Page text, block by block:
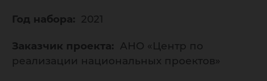
Год набора: 2021
Заказчик проекта: АНО «Центр по
реализации национальных проектов»